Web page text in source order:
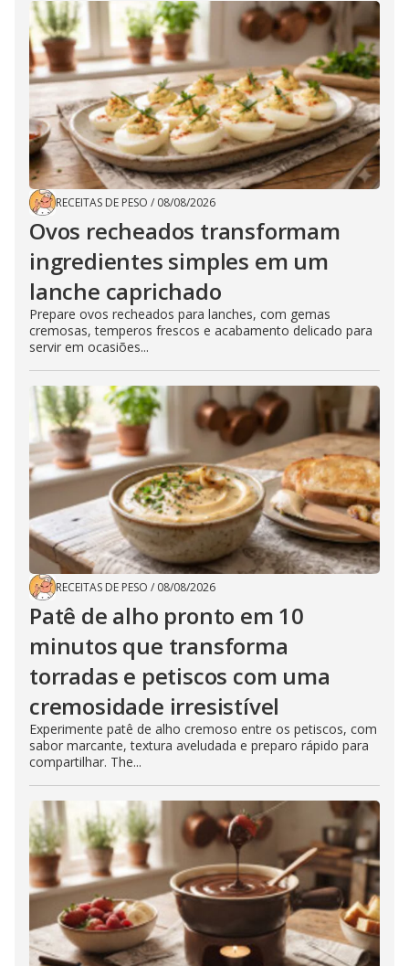
RECEITAS DE PESO / 08/08/2026
Ovos recheados transformam
ingredientes simples em um
lanche caprichado
Prepare ovos recheados para lanches, com gemas
cremosas, temperos frescos e acabamento delicado para
servir em ocasiões...
RECEITAS DE PESO / 08/08/2026
Patê de alho pronto em 10
minutos que transforma
torradas e petiscos com uma
cremosidade irresistível
Experimente patê de alho cremoso entre os petiscos, com
sabor marcante, textura aveludada e preparo rápido para
compartilhar. The...